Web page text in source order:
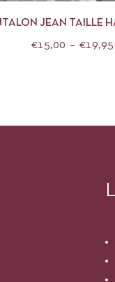
JEAN TAILLE
€15,00 – €19,95